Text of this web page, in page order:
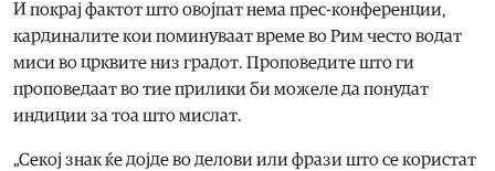
И покрај фактот што овојпат нема прес-конференции,
кардиналите кои поминуваат време во Рим често водат
миси во црквите низ градот. Проповедите што ги
проповедаат во тие прилики би можеле да понудат
индиции за тоа што мислат.
„Секој знак ќе дојде во делови или фрази што се користат